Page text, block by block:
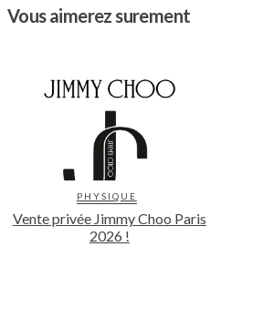
Vous aimerez surement
PHYSIQUE
Vente privée Jimmy Choo Paris
2026 !